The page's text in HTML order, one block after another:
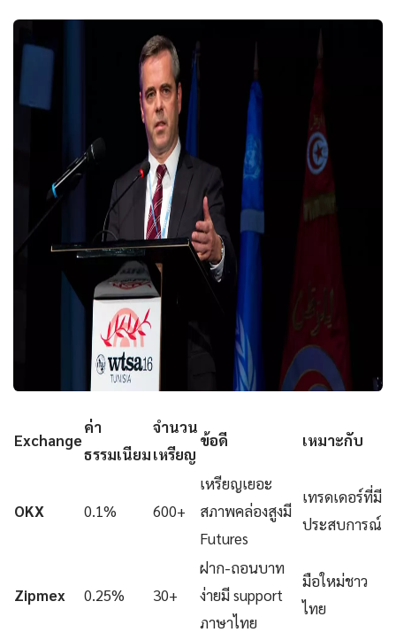
Exchange
ค่า
ธรรมเนียม
จำนวน
เหรียญ
ข้อดี เหมาะกับ
OKX 0.1% 600+
เหรียญเยอะ
สภาพคล่องสูงมี
Futures
เทรดเดอร์ที่มี
ประสบการณ์
Zipmex 0.25% 30+
ฝาก-ถอนบาท
ง่ายมี support
ภาษาไทย
มือใหม่ชาว
ไทย